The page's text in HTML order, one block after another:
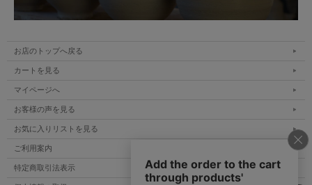
お店のトップへ戻る
カートを見る
マイページへ
お客様の声を見る
お気に入りリストを見る
ご利用案内
特定商取引法表示